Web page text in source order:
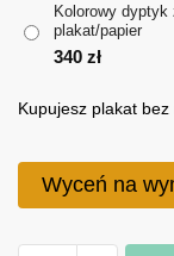
Kolorowy
plakat/papier
340 zł
Kupujesz plakat bez
Wyceń na